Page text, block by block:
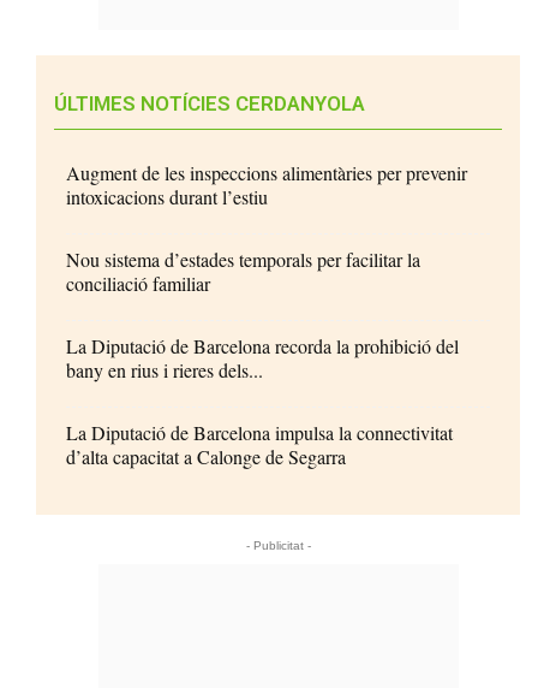
ÚLTIMES NOTÍCIES CERDANYOLA
Augment de les inspeccions alimentàries per prevenir
intoxicacions durant l’estiu
Nou sistema d’estades temporals per facilitar la
conciliació familiar
La Diputació de Barcelona recorda la prohibició del
bany en rius i rieres dels...
La Diputació de Barcelona impulsa la connectivitat
d’alta capacitat a Calonge de Segarra
- Publicitat -